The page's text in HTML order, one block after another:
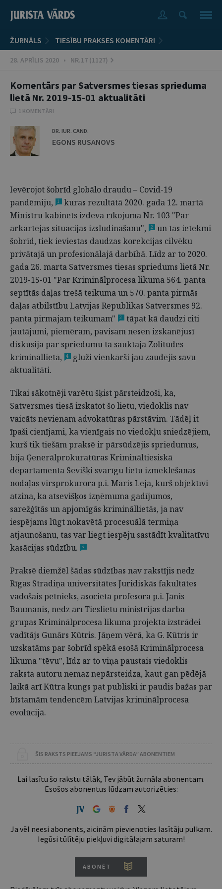
ŽURNĀLS TIESĪBU PRAKSES KOMENTĀRI
28. APRĪLIS 2020 • NR.17 (1127)
Komentārs par Satversmes tiesas sprieduma
lietā Nr. 2019-15-01 aktualitāti
1 KOMENTĀRI
DR. IUR. CAND.
EGONS RUSANOVS
Ievērojot šobrīd globālo draudu – Covid-19
pandēmiju,
1
kuras rezultātā 2020. gada 12. martā
Ministru kabinets izdeva rīkojuma Nr. 103 "Par
ārkārtējās situācijas izsludināšanu",
2
un tās ietekmi
šobrīd, tiek ieviestas daudzas korekcijas cilvēku
privātajā un profesionālajā darbībā. Līdz ar to 2020.
gada 26. marta Satversmes tiesas spriedums lietā Nr.
2019-15-01 "Par Kriminālprocesa likuma 564. panta
septītās daļas trešā teikuma un 570. panta pirmās
daļas atbilstību Latvijas Republikas Satversmes 92.
panta pirmajam teikumam"
3
tāpat kā daudzi citi
jautājumi, piemēram, pavisam nesen izskanējusī
diskusija par spriedumu tā sauktajā Zolitūdes
krimināllietā,
4
gluži vienkārši jau zaudējis savu
aktualitāti.
Tikai sākotnēji varētu šķist pārsteidzoši, ka,
Satversmes tiesā izskatot šo lietu, viedoklis nav
vaicāts nevienam advokatūras pārstāvim. Tādēļ it
īpaši cienījami, ka vienīgais no viedokļu sniedzējiem,
kurš tik tiešām praksē ir pārsūdzējis spriedumus,
bija Ģenerālprokuratūras Krimināltiesiskā
departamenta Sevišķi svarīgu lietu izmeklēšanas
nodaļas virsprokurora p.i. Māris Leja, kurš objektīvi
atzina, ka atsevišķos izņēmuma gadījumos,
sarežģītās un apjomīgās krimināllietās, ja nav
iespējams lūgt nokavētā procesuālā termiņa
atjaunošanu, tas var liegt iespēju sastādīt kvalitatīvu
kasācijas sūdzību.
5
Praksē diemžēl šādas sūdzības nav rakstījis nedz
Rīgas Stradiņa universitātes Juridiskās fakultātes
vadošais pētnieks, asociētā profesora p.i. Jānis
Baumanis, nedz arī Tieslietu ministrijas darba
grupas Kriminālprocesa likuma projekta izstrādei
vadītājs Gunārs Kūtris. Jāņem vērā, ka G. Kūtris ir
uzskatāms par šobrīd spēkā esošā Kriminālprocesa
likuma "tēvu", līdz ar to viņa paustais viedoklis
raksta autoru nemaz nepārsteidza, kaut gan pēdējā
laikā arī Kūtra kungs pat publiski ir paudis bažas par
bīstamām tendencēm Latvijas kriminālprocesa
evolūcijā.
ŠIS RAKSTS PIEEJAMS “JURISTA VĀRDA” ABONENTIEM
Lai lasītu šo rakstu tālāk, Tev jābūt žurnāla abonentam.
Esošos abonentus lūdzam autorizēties:
Ja vēl neesi abonents, aicinām pievienoties lasītāju pulkam.
Iegūsi tūlītēju piekļuvi digitālajam saturam!
ABONĒT